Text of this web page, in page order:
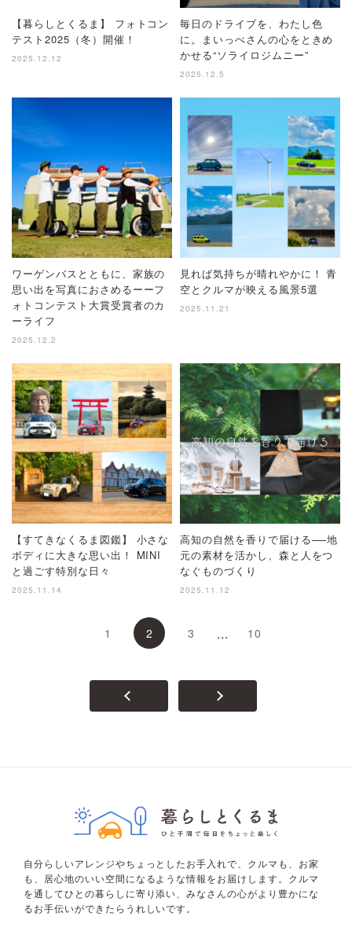
【暮らしとくるま】 フォトコン
テスト2025（冬）開催！
2025.12.12
毎日のドライブを、わたし色
に。まいっぺさんの心をときめ
かせる“ソライロジムニー”
2025.12.5
ワーゲンバスとともに、家族の
思い出を写真におさめるーーフ
ォトコンテスト大賞受賞者のカ
ーライフ
2025.12.2
見れば気持ちが晴れやかに！ 青
空とクルマが映える風景5選
2025.11.21
【すてきなくるま図鑑】 小さな
ボディに大きな思い出！ MINI
と過ごす特別な日々
2025.11.14
高知の自然を香りで届ける──地
元の素材を活かし、森と人をつ
なぐものづくり
2025.11.12
1 2 3 ... 10
自分らしいアレンジやちょっとしたお手入れで、クルマも、お家
も、居心地のいい空間になるような情報をお届けします。クルマ
を通してひとの暮らしに寄り添い、みなさんの心がより豊かにな
るお手伝いができたらうれしいです。